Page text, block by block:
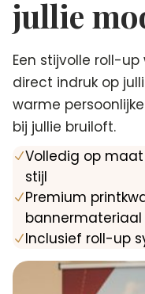
jullie
Een stijvolle roll-
direct indruk op
warme
bij jullie bruiloft.
NVolledig op
stijl
NPremium
bannermateriaal
NInclusief roll-up